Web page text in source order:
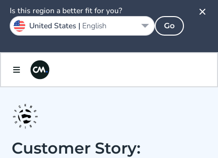
Customer Story:
Is this region a better fit for you?
United States | English Go